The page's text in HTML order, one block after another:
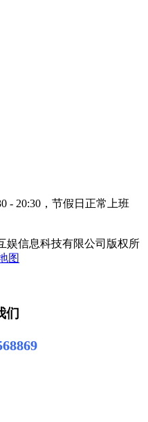
- 20:30，节假日正常上班
娱信息科技有限公司版权所
图
们